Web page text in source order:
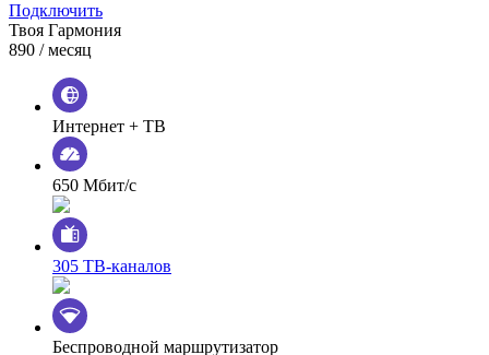
Подключить
Твоя Гармония
890 / месяц
Интернет + ТВ
650 Мбит/с
305 ТВ-каналов
Беспроводной маршрутизатор